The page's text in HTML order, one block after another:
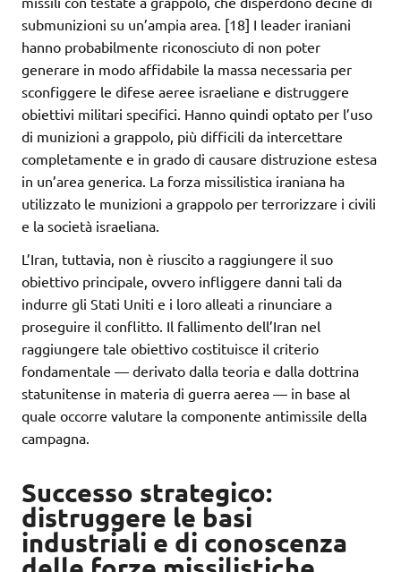
submunizioni su un’ampia area. [18] I leader iraniani
hanno probabilmente riconosciuto di non poter
generare in modo affidabile la massa necessaria per
sconfiggere le difese aeree israeliane e distruggere
obiettivi militari specifici. Hanno quindi optato per l’uso
di munizioni a grappolo, più difficili da intercettare
completamente e in grado di causare distruzione estesa
in un’area generica. La forza missilistica iraniana ha
utilizzato le munizioni a grappolo per terrorizzare i civili
e la società israeliana.
L’Iran, tuttavia, non è riuscito a raggiungere il suo
obiettivo principale, ovvero infliggere danni tali da
indurre gli Stati Uniti e i loro alleati a rinunciare a
proseguire il conflitto. Il fallimento dell’Iran nel
raggiungere tale obiettivo costituisce il criterio
fondamentale — derivato dalla teoria e dalla dottrina
statunitense in materia di guerra aerea — in base al
quale occorre valutare la componente antimissile della
campagna.
Successo strategico:
distruggere le basi
industriali e di conoscenza